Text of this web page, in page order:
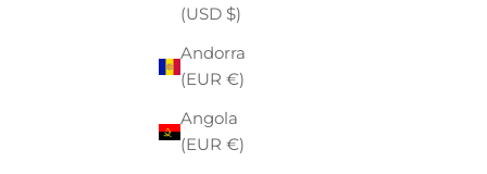
(USD $)
Andorra
(EUR €)
Angola
(EUR €)